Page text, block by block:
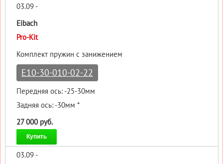
03.09 -
Eibach
Pro-Kit
Комплект пружин с занижением
E10-30-010-02-22
Передняя ось: -25-30мм
Задняя ось: -30мм *
27 000 руб.
Купить
03.09 -